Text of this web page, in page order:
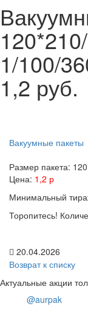
1/100/
1,2 руб.
Вакуумные пакеты
Размер пакета:
Цена: 1,2 р
Минимальный
Торопитесь!
20.04.2026
Возврат к списку
Актуальные акции
@aurpak